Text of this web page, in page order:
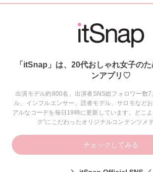
「itSnap」は、20代おしゃれ女子の
ンアプリ♡
出演モデル約800名、出演者SNS総フォロワー数
ル、インフルエンサー、読者モデル、サロモなど
アルなコーデを毎日19時に更新しています。どこ
ク”にこだわったオリジナルコンテンツメ
チェックしてみる